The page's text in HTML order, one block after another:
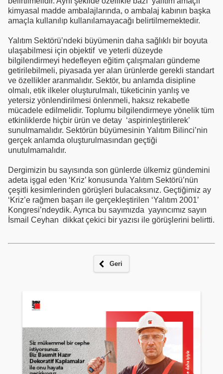
kimyasal madde ambalajlarında, o ambalaj kabının başka
amaçla kullanılıp kullanılamayacağı belirtilmemektedir.
Yalıtım Sektörü’ndeki büyümenin daha sağlıklı bir boyuta
ulaşabilmesi için objektif ve yeterli düzeyde
bilgilendirmeyi hedefleyen eğitim çalışmaları gündeme
getirilebilmeli, piyasada yer alan ürünlerde gerekli standart
ve özellikler aranmalıdır. Sektör, bu anlamda disipline
olmalı, etik ilkeler oluşturulmalı, tüketicinin yanlış ve
yetersiz yönlendirilmesi önlenmeli, haksız rekabetle
mücadele edilmelidir. Toplumu bilgilendirmeye yönelik tüm
etkinliklerde hiçbir ürün ve detay ‘aspirinleştirilerek’
sunulmamalıdır. Sektörün büyümesinin Yalıtım Bilinci’nin
gerçek anlamda oluşturulmasından geçtiği
unutulmamalıdır.
Dergimizin bu sayısında son günlerde ülkemiz gündemini
adeta işgal eden ‘Kriz’ konusunda Yalıtım Sektörü’nün
çeşitli kesimlerinden görüşleri bulacaksınız. Geçtiğimiz ay
‘Kriz’e rağmen başarı ile gerçekleştirilen ‘Yalıtım 2001’
Kongresi’ndeydik. Ayrıca bu sayımızda yayıncımız sayın
İsmail Ceyhan dikkat çekici bir yazısı ile görüşlerini belirtti.
Geri